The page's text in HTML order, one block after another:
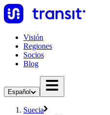
Visión
Regiones
Socios
Blog
Español
Suecia